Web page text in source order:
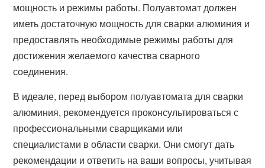
мощность и режимы работы. Полуавтомат должен
иметь достаточную мощность для сварки алюминия и
предоставлять необходимые режимы работы для
достижения желаемого качества сварного
соединения.
В идеале, перед выбором полуавтомата для сварки
алюминия, рекомендуется проконсультироваться с
профессиональными сварщиками или
специалистами в области сварки. Они смогут дать
рекомендации и ответить на ваши вопросы, учитывая